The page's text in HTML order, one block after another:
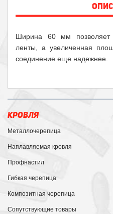
Ширина 60 мм позволяет
ленты, а увеличенная
соединение еще надежнее.
КРОВЛЯ
Металлочерепица
Наплавляемая кровля
Профнастил
Гибкая черепица
Композитная черепица
Сопутствующие товары